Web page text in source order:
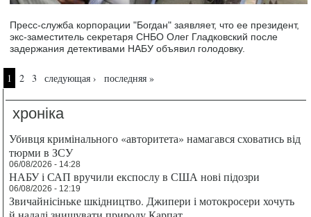
Пресс-служба корпорации "Богдан" заявляет, что ее президент,
экс-заместитель секретаря СНБО Олег Гладковский после
задержания детективами НАБУ объявил голодовку.
Страницы
1 2 3 следующая › последняя »
хроніка
Убивця кримінального «авторитета» намагався сховатись від
тюрми в ЗСУ
06/08/2026 - 14:28
НАБУ і САП вручили експослу в США нові підозри
06/08/2026 - 12:19
Звичайнісіньке шкідництво. Джипери і мотокросери хочуть